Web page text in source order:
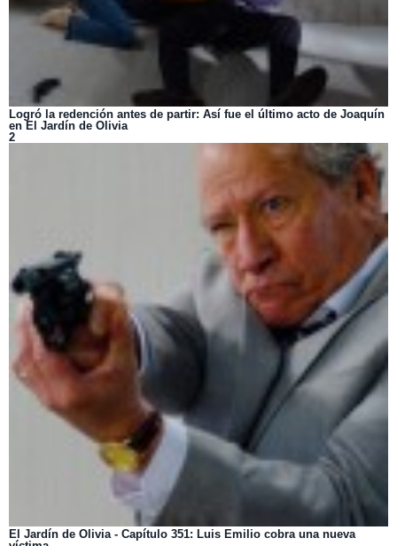
Logró la redención antes de partir: Así fue el último acto de Joaquín
en El Jardín de Olivia
2
El Jardín de Olivia - Capítulo 351: Luis Emilio cobra una nueva